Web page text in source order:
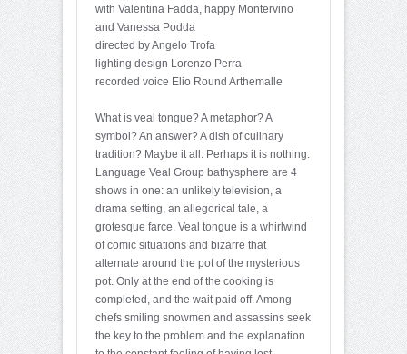
with Valentina Fadda, happy Montervino
and Vanessa Podda
directed by Angelo Trofa
lighting design Lorenzo Perra
recorded voice Elio Round Arthemalle
What is veal tongue? A metaphor? A
symbol? An answer? A dish of culinary
tradition? Maybe it all. Perhaps it is nothing.
Language Veal Group bathysphere are 4
shows in one: an unlikely television, a
drama setting, an allegorical tale, a
grotesque farce. Veal tongue is a whirlwind
of comic situations and bizarre that
alternate around the pot of the mysterious
pot. Only at the end of the cooking is
completed, and the wait paid off. Among
chefs smiling snowmen and assassins seek
the key to the problem and the explanation